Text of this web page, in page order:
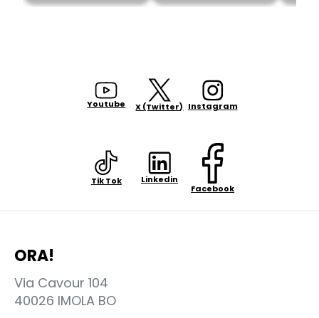
Youtube X (Twitter) Instagram
Tik Tok Linkedin
Facebook
ORA!
Via Cavour 104
40026 IMOLA BO